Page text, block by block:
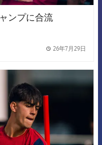
ンプに合流
26年7月29日